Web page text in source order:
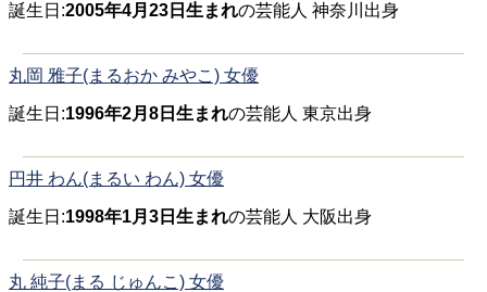
誕生日:2005年4月23日生まれの芸能人 神奈川出身
丸岡 雅子(まるおか みやこ) 女優
誕生日:1996年2月8日生まれの芸能人 東京出身
円井 わん(まるい わん) 女優
誕生日:1998年1月3日生まれの芸能人 大阪出身
丸 純子(まる じゅんこ) 女優